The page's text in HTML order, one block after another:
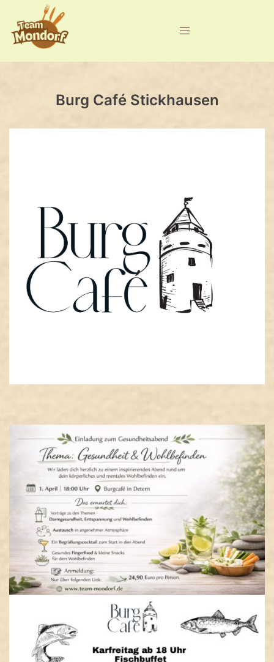
Inhalt
springen
Burg Café Stickhausen